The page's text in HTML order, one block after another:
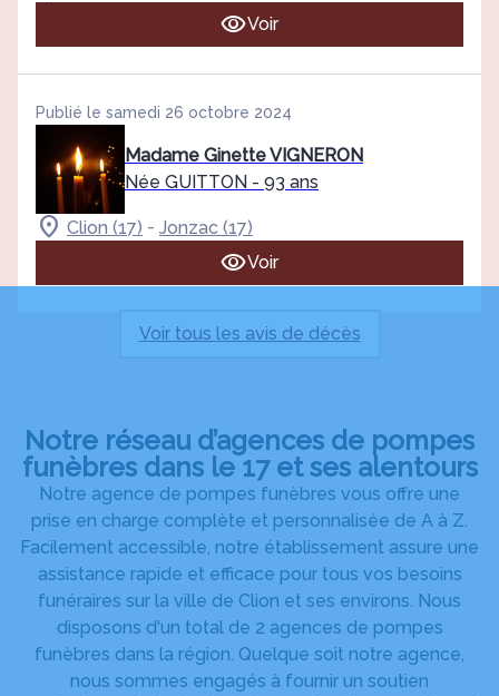
Voir
Publié le samedi 26 octobre 2024
Madame Ginette VIGNERON
Née GUITTON - 93 ans
Clion (17) - Jonzac (17)
Voir
Voir tous les avis de décès
Notre réseau d’agences de pompes
funèbres dans le 17 et ses alentours
Notre agence de pompes funèbres vous offre une
prise en charge complète et personnalisée de A à Z.
Facilement accessible, notre établissement assure une
assistance rapide et efficace pour tous vos besoins
funéraires sur la ville de Clion et ses environs. Nous
disposons d'un total de 2 agences de pompes
funèbres dans la région. Quelque soit notre agence,
nous sommes engagés à fournir un soutien